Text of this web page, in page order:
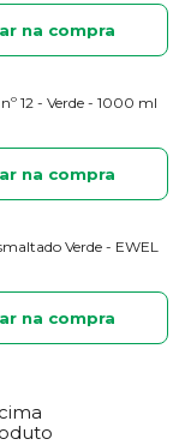
na compra
12 - Verde - 1000 ml
na compra
Verde - EWEL
na compra